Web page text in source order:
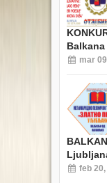
Balkana
mar
feb